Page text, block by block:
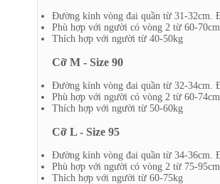
Đường kính vòng đai quần từ 31-32cm.
Phù hợp với người có vòng 2 từ 60-70cm
Thích hợp với người từ 40-50kg
Cỡ M - Size 90
Đường kính vòng đai quần từ 32-34cm.
Phù hợp với người có vòng 2 từ 60-74cm
Thích hợp với người từ 50-60kg
Cỡ L - Size 95
Đường kính vòng đai quần từ 34-36cm.
Phù hợp với người có vòng 2 từ 75-95cm
Thích hợp với người từ 60-75kg